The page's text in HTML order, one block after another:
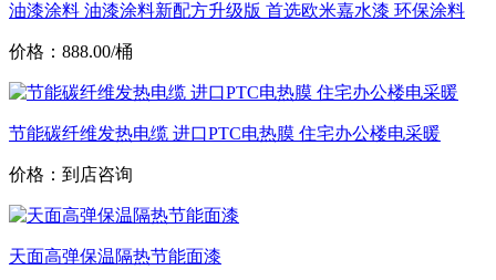
油漆涂料 油漆涂料新配方升级版 首选欧米嘉水漆 环保涂料
价格：888.00/桶
节能碳纤维发热电缆 进口PTC电热膜 住宅办公楼电采暖
价格：到店咨询
天面高弹保温隔热节能面漆